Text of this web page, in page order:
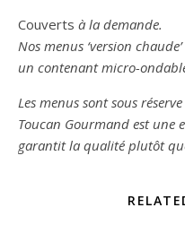
Couverts à la demande.
Nos menus ‘version
un contenant micro-
Les menus sont sous
Toucan Gourmand est une
garantit la qualité plutôt